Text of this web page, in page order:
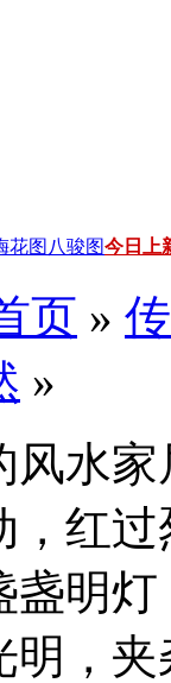
花图 八骏图今日上
页 »
»
风水
，红
盏明
明，